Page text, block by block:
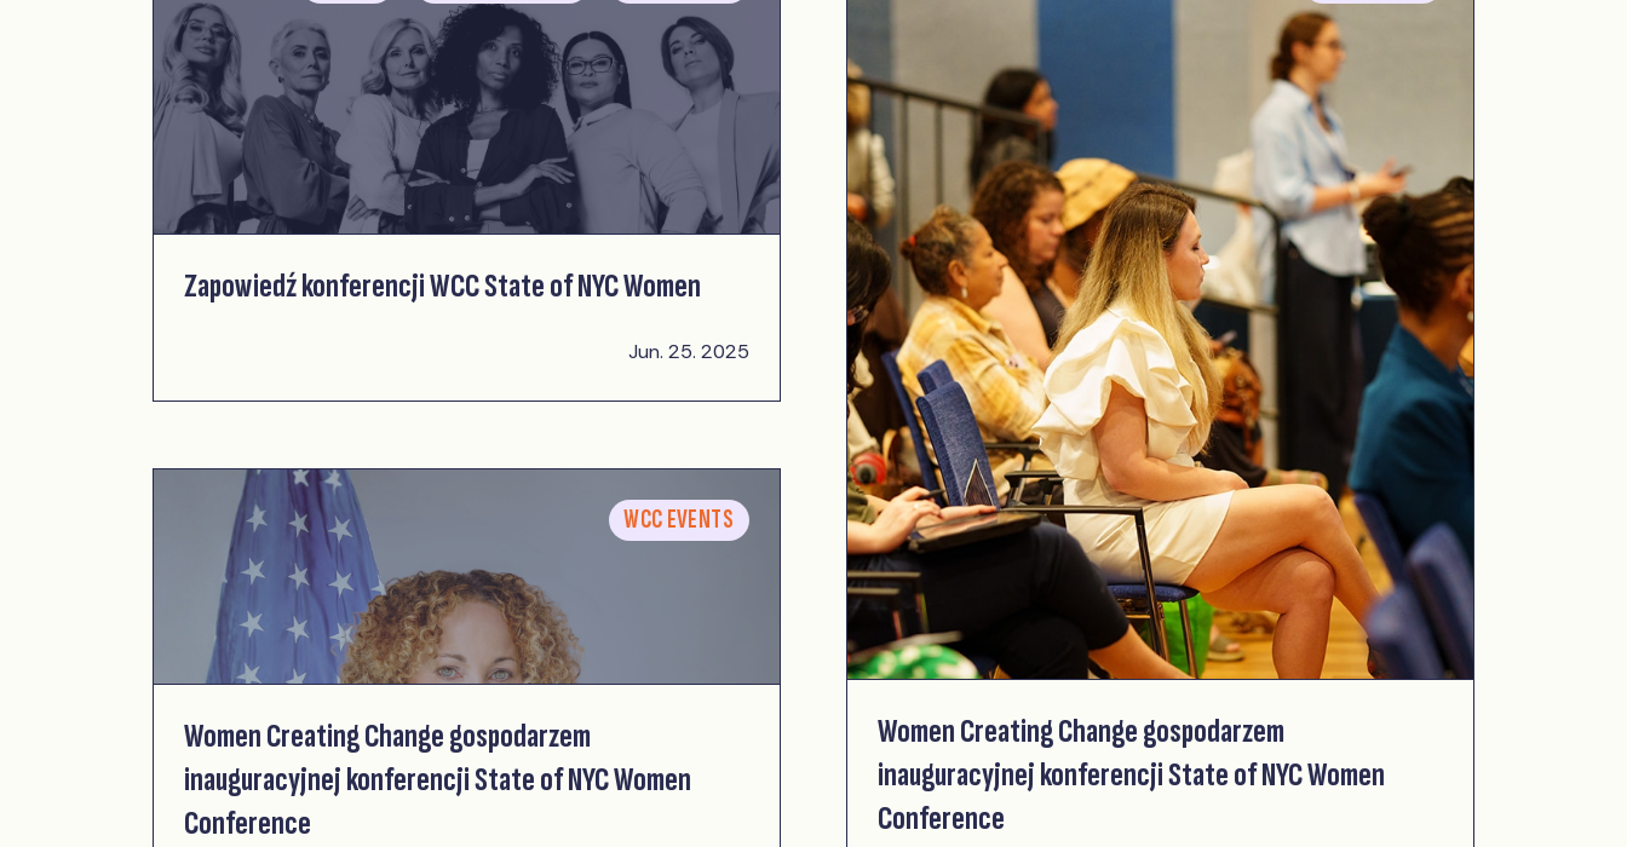
Zapowiedź konferencji WCC State of NYC Women
Jun. 25. 2025
Women Creating Change gospodarzem
inauguracyjnej konferencji State of NYC Women
Conference
WCC EVENTS
Women Creating Change gospodarzem
inauguracyjnej konferencji State of NYC Women
Conference